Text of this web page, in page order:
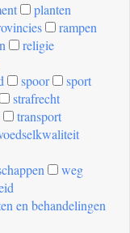
planten
rampen
religie
spoor
sport
strafrecht
transport
weg
en behandelingen